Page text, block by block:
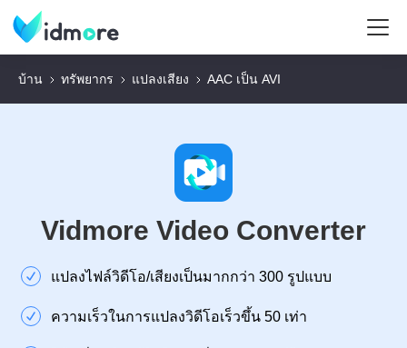
บ้าน ทรัพยากร แปลงเสียง AAC เป็น AVI
Vidmore Video Converter
แปลงไฟล์วิดีโอ/เสียงเป็นมากกว่า 300 รูปแบบ
ความเร็วในการแปลงวิดีโอเร็วขึ้น 50 เท่า